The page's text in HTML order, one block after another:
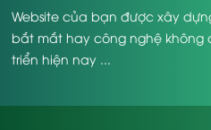
Website của bạn được xây
bắt mắt hay công nghệ không
triển hiện nay ...